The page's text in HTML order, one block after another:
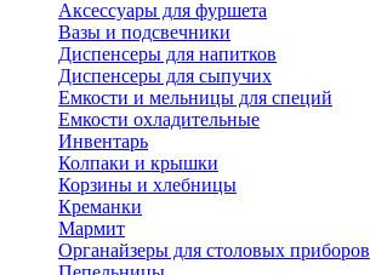
Аксессуары для фуршета
Вазы и подсвечники
Диспенсеры для напитков
Диспенсеры для сыпучих
Емкости и мельницы для специй
Емкости охладительные
Инвентарь
Колпаки и крышки
Корзины и хлебницы
Креманки
Мармит
Органайзеры для столовых приборов